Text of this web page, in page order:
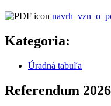
Kategoria:
Úradná tabuľa
Referendum 2026